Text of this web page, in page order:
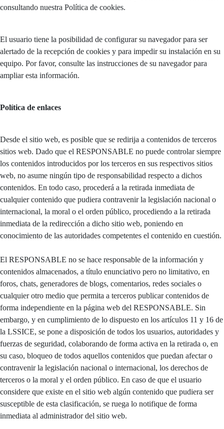
consultando nuestra Política de cookies.
El usuario tiene la posibilidad de configurar su navegador para ser
alertado de la recepción de cookies y para impedir su instalación en su
equipo. Por favor, consulte las instrucciones de su navegador para
ampliar esta información.
Política de enlaces
Desde el sitio web, es posible que se redirija a contenidos de terceros
sitios web. Dado que el RESPONSABLE no puede controlar siempre
los contenidos introducidos por los terceros en sus respectivos sitios
web, no asume ningún tipo de responsabilidad respecto a dichos
contenidos. En todo caso, procederá a la retirada inmediata de
cualquier contenido que pudiera contravenir la legislación nacional o
internacional, la moral o el orden público, procediendo a la retirada
inmediata de la redirección a dicho sitio web, poniendo en
conocimiento de las autoridades competentes el contenido en cuestión.
El RESPONSABLE no se hace responsable de la información y
contenidos almacenados, a título enunciativo pero no limitativo, en
foros, chats, generadores de blogs, comentarios, redes sociales o
cualquier otro medio que permita a terceros publicar contenidos de
forma independiente en la página web del RESPONSABLE. Sin
embargo, y en cumplimiento de lo dispuesto en los artículos 11 y 16 de
la LSSICE, se pone a disposición de todos los usuarios, autoridades y
fuerzas de seguridad, colaborando de forma activa en la retirada o, en
su caso, bloqueo de todos aquellos contenidos que puedan afectar o
contravenir la legislación nacional o internacional, los derechos de
terceros o la moral y el orden público. En caso de que el usuario
considere que existe en el sitio web algún contenido que pudiera ser
susceptible de esta clasificación, se ruega lo notifique de forma
inmediata al administrador del sitio web.